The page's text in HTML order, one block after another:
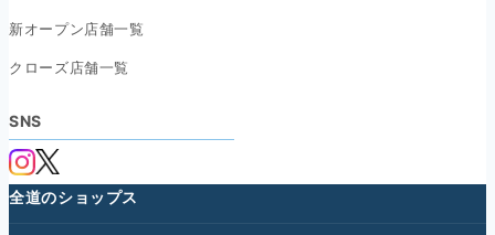
新オープン店舗一覧
クローズ店舗一覧
SNS
全道のショップス